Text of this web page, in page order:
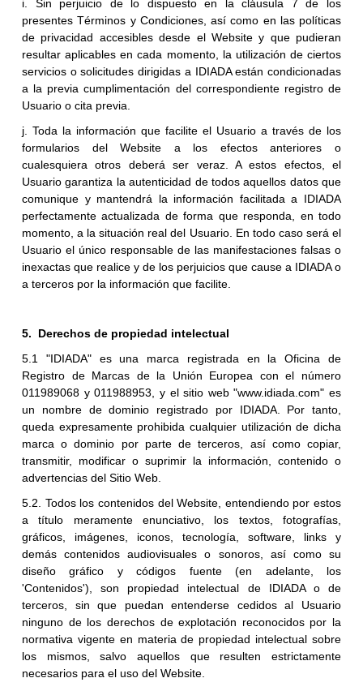
i. Sin perjuicio de lo dispuesto en la cláusula 7 de los
presentes Términos y Condiciones, así como en las políticas
de privacidad accesibles desde el Website y que pudieran
resultar aplicables en cada momento, la utilización de ciertos
servicios o solicitudes dirigidas a IDIADA están condicionadas
a la previa cumplimentación del correspondiente registro de
Usuario o cita previa.
j. Toda la información que facilite el Usuario a través de los
formularios del Website a los efectos anteriores o
cualesquiera otros deberá ser veraz. A estos efectos, el
Usuario garantiza la autenticidad de todos aquellos datos que
comunique y mantendrá la información facilitada a IDIADA
perfectamente actualizada de forma que responda, en todo
momento, a la situación real del Usuario. En todo caso será el
Usuario el único responsable de las manifestaciones falsas o
inexactas que realice y de los perjuicios que cause a IDIADA o
a terceros por la información que facilite.
5. Derechos de propiedad intelectual
5.1 "IDIADA" es una marca registrada en la Oficina de
Registro de Marcas de la Unión Europea con el número
011989068 y 011988953, y el sitio web "www.idiada.com" es
un nombre de dominio registrado por IDIADA. Por tanto,
queda expresamente prohibida cualquier utilización de dicha
marca o dominio por parte de terceros, así como copiar,
transmitir, modificar o suprimir la información, contenido o
advertencias del Sitio Web.
5.2. Todos los contenidos del Website, entendiendo por estos
a título meramente enunciativo, los textos, fotografías,
gráficos, imágenes, iconos, tecnología, software, links y
demás contenidos audiovisuales o sonoros, así como su
diseño gráfico y códigos fuente (en adelante, los
'Contenidos'), son propiedad intelectual de IDIADA o de
terceros, sin que puedan entenderse cedidos al Usuario
ninguno de los derechos de explotación reconocidos por la
normativa vigente en materia de propiedad intelectual sobre
los mismos, salvo aquellos que resulten estrictamente
necesarios para el uso del Website.